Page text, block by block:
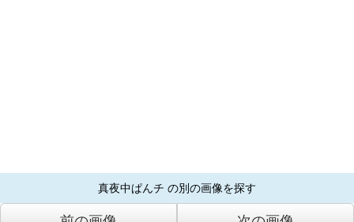
真夜中ぱんチ の別の画像を探す